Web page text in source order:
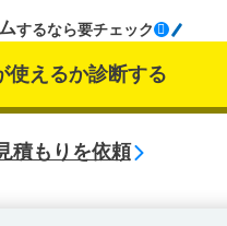
するなら要チェック
使えるか診断する
積もりを依頼